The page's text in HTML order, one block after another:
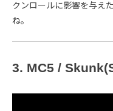
クンロールに影響を与え
ね。
3. MC5 /